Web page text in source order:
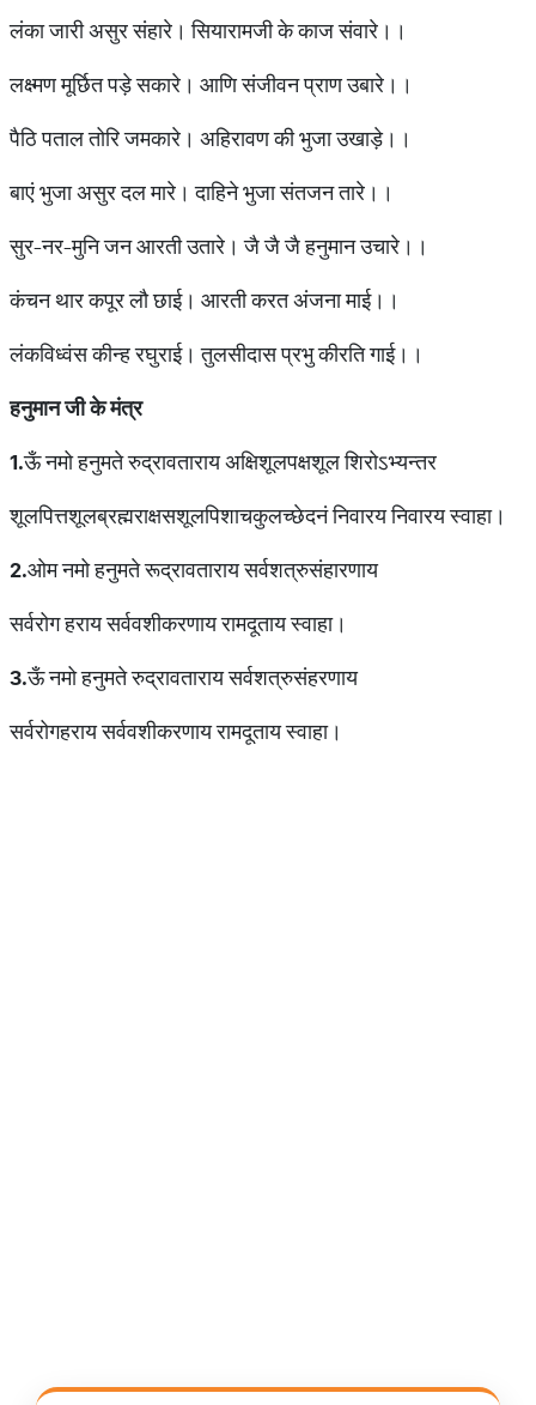
लंका जारी असुर संहारे। सियारामजी के काज संवारे।।
लक्ष्मण मूर्छित पड़े सकारे। आणि संजीवन प्राण उबारे।।
पैठि पताल तोरि जमकारे। अहिरावण की भुजा उखाड़े।।
बाएं भुजा असुर दल मारे। दाहिने भुजा संतजन तारे।।
सुर-नर-मुनि जन आरती उतारे। जै जै जै हनुमान उचारे।।
कंचन थार कपूर लौ छाई। आरती करत अंजना माई।।
लंकविध्वंस कीन्ह रघुराई। तुलसीदास प्रभु कीरति गाई।।
हनुमानजीकेमंत्र
1.ऊँ नमो हनुमते रुद्रावताराय अक्षिशूलपक्षशूल शिरोऽभ्यन्तर
शूलपित्तशूलब्रह्मराक्षसशूलपिशाचकुलच्छेदनं निवारय निवारय स्वाहा।
2.ओम नमो हनुमते रूद्रावताराय सर्वशत्रुसंहारणाय
सर्वरोग हराय सर्ववशीकरणाय रामदूताय स्वाहा।
3.ऊँ नमो हनुमते रुद्रावताराय सर्वशत्रुसंहरणाय
सर्वरोगहराय सर्ववशीकरणाय रामदूताय स्वाहा।